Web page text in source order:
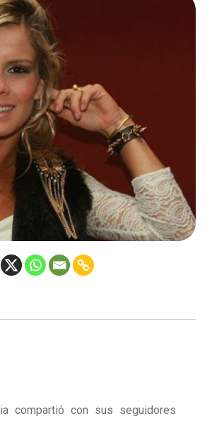
compartió con sus seguidores